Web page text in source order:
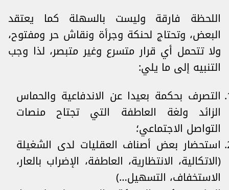
اللحظة فارقة وليست بالسهلة كما يعتقد
البعض، وتحتاج لحنكة وجرأة ونقاش حر ومفتوح،
ولا تتحمل أي قرار متسرع وغير متبصر، لذا وجب
التنبيه إلى ما يلي:
التصرف بحكمة بعيدا عن الاندفاعية والحماس
الزائد ولغة العاطفة التي تجتاح منصات
التواصل الاجتماعي؛
استحضار بعض أصناف العقليات لدى الشغيلة
(الاتكالية، الانتظارية، العاطفة، الإضراب بالعار،
الاستخفاف، التسهيل…)